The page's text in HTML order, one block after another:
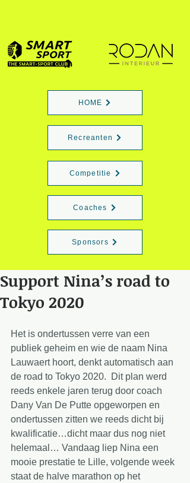
HOME
Recreanten
Competitie
Coaches
Sponsors
Support Nina’s road to
Tokyo 2020
Het is ondertussen verre van een
publiek geheim en wie de naam Nina
Lauwaert hoort, denkt automatisch aan
de road to Tokyo 2020.  Dit plan werd
reeds enkele jaren terug door coach
Dany Van De Putte opgeworpen en
ondertussen zitten we reeds dicht bij
kwalificatie…dicht maar dus nog niet
helemaal… Vandaag liep Nina een
mooie prestatie te Lille, volgende week
staat de halve marathon op het